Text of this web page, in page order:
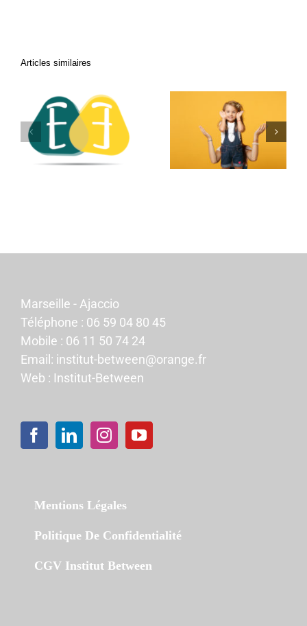
Articles similaires
UNE HISTOIRE
D’ADDITION
RELATIONNELLE 1
+ 1 = 3
L’ENFANT
INTERIEUR
Marseille - Ajaccio
Téléphone : 06 59 04 80 45
Mobile : 06 11 50 74 24
Email: institut-between@orange.fr
Web : Institut-Between
Mentions Légales
Politique De Confidentialité
CGV Institut Between